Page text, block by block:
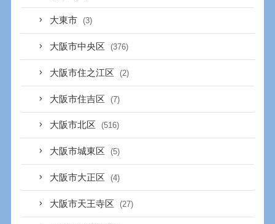
大東市 (3)
大阪市中央区 (376)
大阪市住之江区 (2)
大阪市住吉区 (7)
大阪市北区 (516)
大阪市城東区 (5)
大阪市大正区 (4)
大阪市天王寺区 (27)